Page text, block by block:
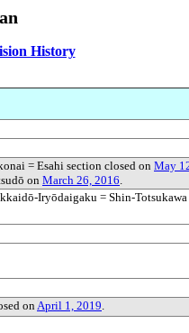
History
= Esahi section closed on May
onMarch 26, 2016.
Iryōdaigaku = Shin-
onApril 1, 2019.